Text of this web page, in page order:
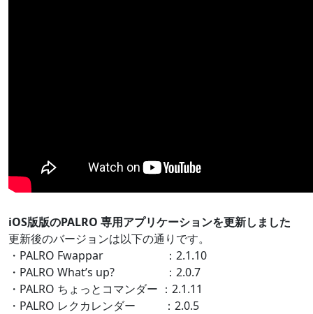
iOS版版のPALRO 専用アプリケーションを更新しました
更新後のバージョンは以下の通りです。
・PALRO Fwappar ：2.1.10
・PALRO What’s up? ：2.0.7
・PALRO ちょっとコマンダー ：2.1.11
・PALRO レクカレンダー ：2.0.5